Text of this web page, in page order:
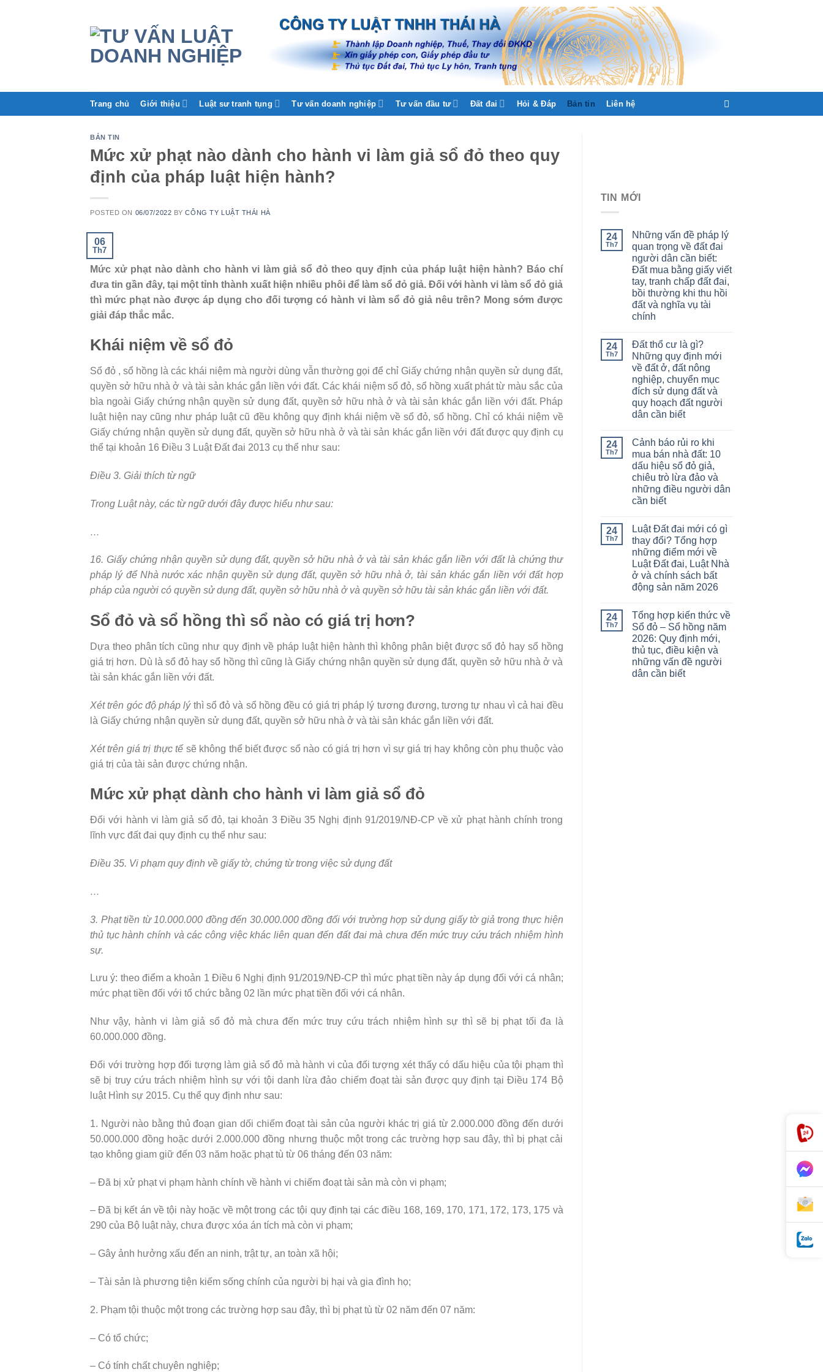
Trang chủ Giới thiệu Luật sư tranh tụng Tư vấn doanh nghiệp Tư vấn đầu tư Đất đai Hỏi & Đáp Bản tin Liên hệ
BẢN TIN
Mức xử phạt nào dành cho hành vi làm giả sổ đỏ theo quy
định của pháp luật hiện hành?
POSTED ON 06/07/2022 BYCÔNG TY LUẬT THÁI HÀ
06
Th7
Mức xử phạt nào dành cho hành vi làm giả sổ đỏ theo quy định của pháp luật hiện hành? Báo chí
đưa tin gần đây, tại một tỉnh thành xuất hiện nhiều phôi để làm sổ đỏ giả. Đối với hành vi làm sổ đỏ giả
thì mức phạt nào được áp dụng cho đối tượng có hành vi làm sổ đỏ giả nêu trên? Mong sớm được
giải đáp thắc mắc.
Khái niệm về sổ đỏ
Sổ đỏ , sổ hồng là các khái niệm mà người dùng vẫn thường gọi để chỉ Giấy chứng nhận quyền sử dụng đất,
quyền sở hữu nhà ở và tài sản khác gắn liền với đất. Các khái niệm sổ đỏ, sổ hồng xuất phát từ màu sắc của
bìa ngoài Giấy chứng nhận quyền sử dụng đất, quyền sở hữu nhà ở và tài sản khác gắn liền với đất. Pháp
luật hiện nay cũng như pháp luật cũ đều không quy định khái niệm về sổ đỏ, sổ hồng. Chỉ có khái niệm về
Giấy chứng nhận quyền sử dụng đất, quyền sở hữu nhà ở và tài sản khác gắn liền với đất được quy định cụ
thể tại khoản 16 Điều 3 Luật Đất đai 2013 cụ thể như sau:
Điều 3. Giải thích từ ngữ
Trong Luật này, các từ ngữ dưới đây được hiểu như sau:
…
16. Giấy chứng nhận quyền sử dụng đất, quyền sở hữu nhà ở và tài sản khác gắn liền với đất là chứng thư
pháp lý để Nhà nước xác nhận quyền sử dụng đất, quyền sở hữu nhà ở, tài sản khác gắn liền với đất hợp
pháp của người có quyền sử dụng đất, quyền sở hữu nhà ở và quyền sở hữu tài sản khác gắn liền với đất.
Sổ đỏ và sổ hồng thì sổ nào có giá trị hơn?
Dựa theo phân tích cũng như quy định về pháp luật hiện hành thì không phân biệt được sổ đỏ hay sổ hồng
giá trị hơn. Dù là sổ đỏ hay sổ hồng thì cũng là Giấy chứng nhận quyền sử dụng đất, quyền sở hữu nhà ở và
tài sản khác gắn liền với đất.
Xét trên góc độ pháp lý thì sổ đỏ và sổ hồng đều có giá trị pháp lý tương đương, tương tự nhau vì cả hai đều
là Giấy chứng nhận quyền sử dụng đất, quyền sở hữu nhà ở và tài sản khác gắn liền với đất.
Xét trên giá trị thực tế sẽ không thể biết được sổ nào có giá trị hơn vì sự giá trị hay không còn phụ thuộc vào
giá trị của tài sản được chứng nhận.
Mức xử phạt dành cho hành vi làm giả sổ đỏ
Đối với hành vi làm giả sổ đỏ, tại khoản 3 Điều 35 Nghị định 91/2019/NĐ-CP về xử phạt hành chính trong
lĩnh vực đất đai quy định cụ thể như sau:
Điều 35. Vi phạm quy định về giấy tờ, chứng từ trong việc sử dụng đất
…
3. Phạt tiền từ 10.000.000 đồng đến 30.000.000 đồng đối với trường hợp sử dụng giấy tờ giả trong thực hiện
thủ tục hành chính và các công việc khác liên quan đến đất đai mà chưa đến mức truy cứu trách nhiệm hình
sự.
Lưu ý: theo điểm a khoản 1 Điều 6 Nghị định 91/2019/NĐ-CP thì mức phạt tiền này áp dụng đối với cá nhân;
mức phạt tiền đối với tổ chức bằng 02 lần mức phạt tiền đối với cá nhân.
Như vậy, hành vi làm giả sổ đỏ mà chưa đến mức truy cứu trách nhiệm hình sự thì sẽ bị phạt tối đa là
60.000.000 đồng.
Đối với trường hợp đối tượng làm giả sổ đỏ mà hành vi của đối tượng xét thấy có dấu hiệu của tội phạm thì
sẽ bị truy cứu trách nhiệm hình sự với tội danh lừa đảo chiếm đoạt tài sản được quy định tại Điều 174 Bộ
luật Hình sự 2015. Cụ thể quy định như sau:
1. Người nào bằng thủ đoạn gian dối chiếm đoạt tài sản của người khác trị giá từ 2.000.000 đồng đến dưới
50.000.000 đồng hoặc dưới 2.000.000 đồng nhưng thuộc một trong các trường hợp sau đây, thì bị phạt cải
tạo không giam giữ đến 03 năm hoặc phạt tù từ 06 tháng đến 03 năm:
– Đã bị xử phạt vi phạm hành chính về hành vi chiếm đoạt tài sản mà còn vi phạm;
– Đã bị kết án về tội này hoặc về một trong các tội quy định tại các điều 168, 169, 170, 171, 172, 173, 175 và
290 của Bộ luật này, chưa được xóa án tích mà còn vi phạm;
– Gây ảnh hưởng xấu đến an ninh, trật tự, an toàn xã hội;
– Tài sản là phương tiện kiếm sống chính của người bị hại và gia đình họ;
2. Phạm tội thuộc một trong các trường hợp sau đây, thì bị phạt tù từ 02 năm đến 07 năm:
– Có tổ chức;
– Có tính chất chuyên nghiệp;
TIN MỚI
24
Th7
Những vấn đề pháp lý
quan trọng về đất đai
người dân cần biết:
Đất mua bằng giấy viết
tay, tranh chấp đất đai,
bồi thường khi thu hồi
đất và nghĩa vụ tài
chính
24
Th7
Đất thổ cư là gì?
Những quy định mới
về đất ở, đất nông
nghiệp, chuyển mục
đích sử dụng đất và
quy hoạch đất người
dân cần biết
24
Th7
Cảnh báo rủi ro khi
mua bán nhà đất: 10
dấu hiệu sổ đỏ giả,
chiêu trò lừa đảo và
những điều người dân
cần biết
24
Th7
Luật Đất đai mới có gì
thay đổi? Tổng hợp
những điểm mới về
Luật Đất đai, Luật Nhà
ở và chính sách bất
động sản năm 2026
24
Th7
Tổng hợp kiến thức về
Sổ đỏ – Sổ hồng năm
2026: Quy định mới,
thủ tục, điều kiện và
những vấn đề người
dân cần biết